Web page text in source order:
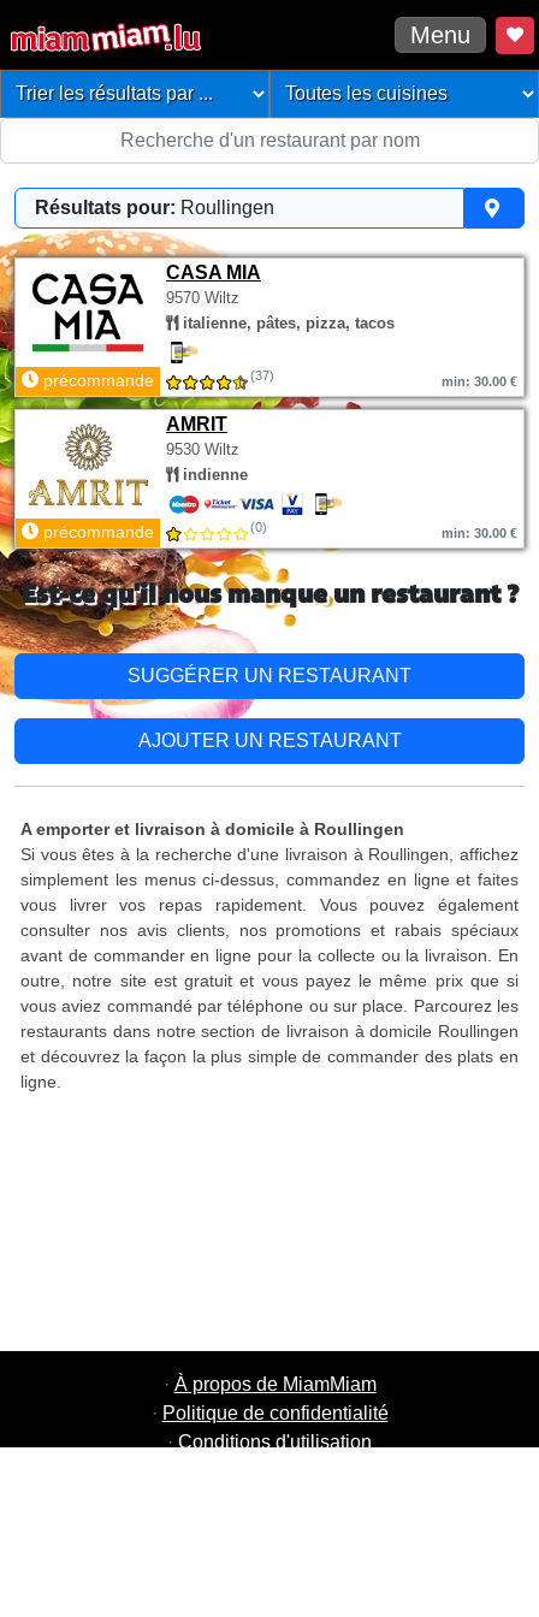
Menu
Résultats pour: Roullingen
CASA MIA
9570 Wiltz
italienne, pâtes, pizza, tacos
précommande (37) min: 30.00 €
AMRIT
9530 Wiltz
indienne
précommande (0) min: 30.00 €
Est-ce qu'il nous manque un restaurant ?
SUGGÉRER UN RESTAURANT
AJOUTER UN RESTAURANT
A emporter et livraison à domicile à Roullingen
Si vous êtes à la recherche d'une livraison à Roullingen, affichez
simplement les menus ci-dessus, commandez en ligne et faites
vous livrer vos repas rapidement. Vous pouvez également
consulter nos avis clients, nos promotions et rabais spéciaux
avant de commander en ligne pour la collecte ou la livraison. En
outre, notre site est gratuit et vous payez le même prix que si
vous aviez commandé par téléphone ou sur place. Parcourez les
restaurants dans notre section de livraison à domicile Roullingen
et découvrez la façon la plus simple de commander des plats en
ligne.
· À propos de MiamMiam
· Politique de confidentialité
· Conditions d'utilisation